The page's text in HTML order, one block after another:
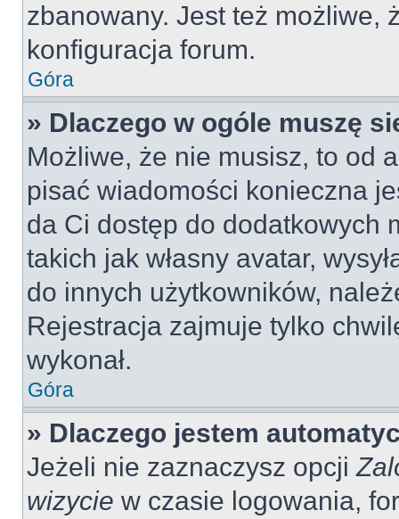
zbanowany. Jest też możliwe,
konfiguracja forum.
Góra
» Dlaczego w ogóle muszę
Możliwe, że nie musisz, to od
pisać wiadomości konieczna
da Ci dostęp do dodatkowych
takich jak własny avatar,
do innych użytkowników,
Rejestracja zajmuje tylko
wykonał.
Góra
» Dlaczego jestem
Jeżeli nie zaznaczysz opcji
wizycie w czasie logowania,